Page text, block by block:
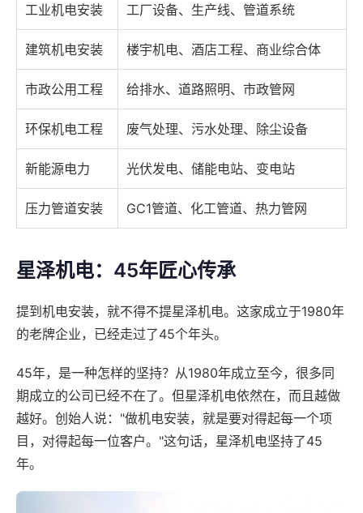
工业机电安装 工厂设备、生产线、管道系统
建筑机电安装 楼宇机电、酒店工程、商业综合体
市政公用工程 给排水、道路照明、市政管网
环保机电工程 废气处理、污水处理、除尘设备
新能源电力 光伏发电、储能电站、变电站
压力管道安装 GC1管道、化工管道、热力管网
星泽机电：45年匠心传承
提到机电安装，就不得不提星泽机电。这家成立于1980年
的老牌企业，已经走过了45个年头。
45年，是一种怎样的坚持？从1980年成立至今，很多同
期成立的公司已经不在了。但星泽机电依然在，而且越做
越好。创始人说："做机电安装，就是要对得起每一个项
目，对得起每一位客户。"这句话，星泽机电坚持了45
年。